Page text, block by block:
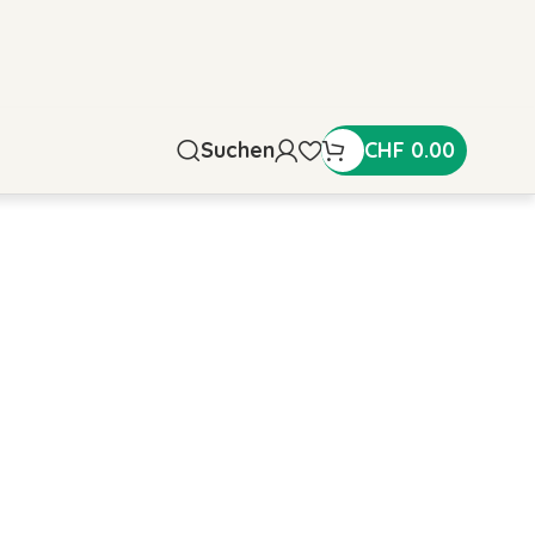
Suchen CHF 0.00